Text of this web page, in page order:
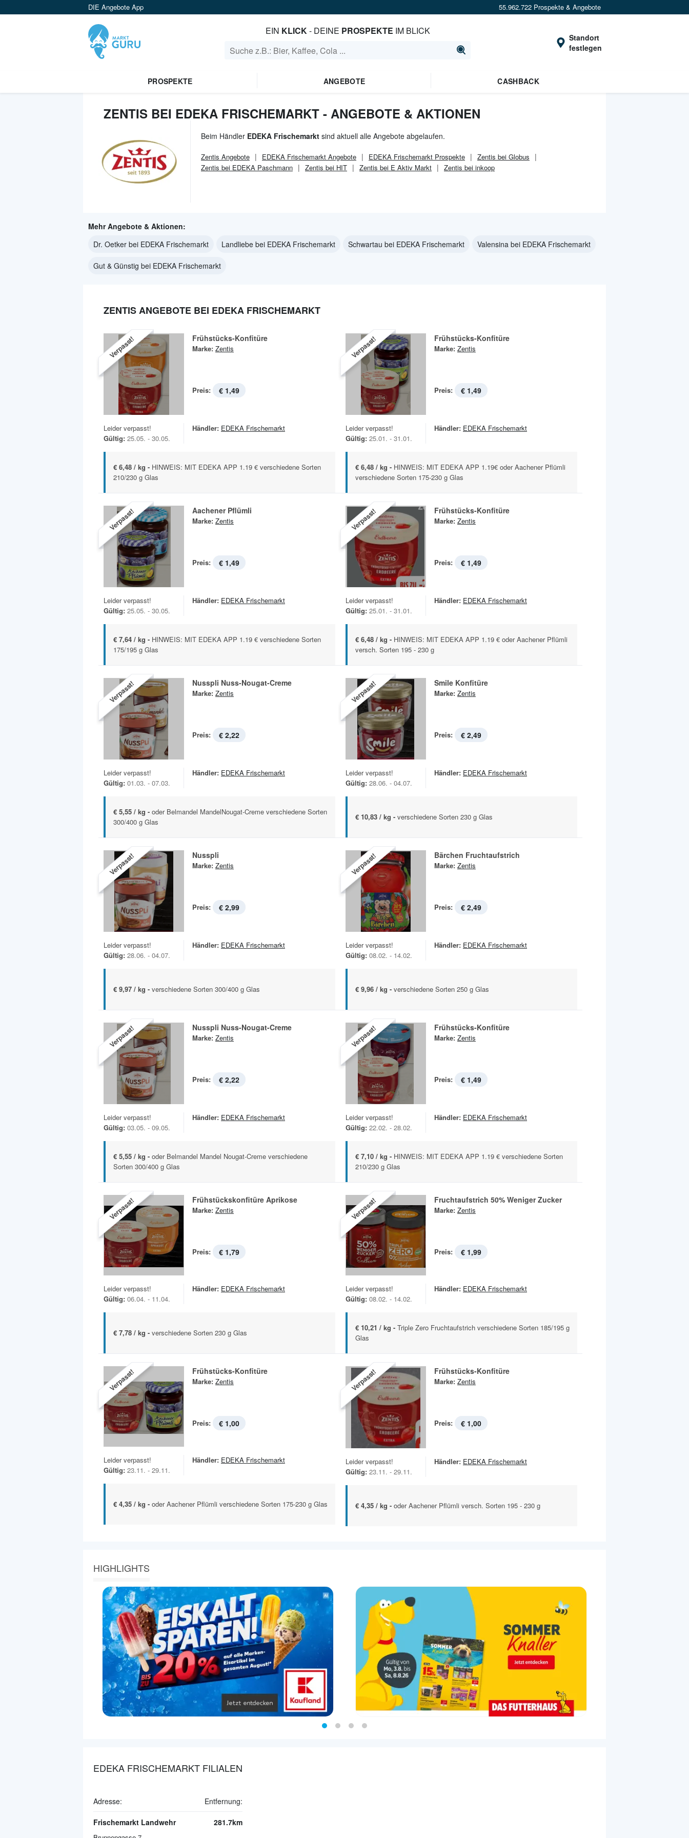
DIE Angebote App 55.962.722 Prospekte & Angebote
EIN KLICK- DEINE PROSPEKTE IM BLICK
Standort
festlegen
PROSPEKTE ANGEBOTE CASHBACK
ZENTIS BEI EDEKA FRISCHEMARKT - ANGEBOTE & AKTIONEN
Beim Händler EDEKA Frischemarkt sind aktuell alle Angebote abgelaufen.
Zentis Angebote EDEKA Frischemarkt Angebote EDEKA Frischemarkt Prospekte
Zentis bei Globus
Zentis bei EDEKA Paschmann
Zentis bei HIT Zentis bei E Aktiv Markt Zentis bei inkoop
Mehr Angebote & Aktionen:
Dr. Oetker bei EDEKA Frischemarkt
Landliebe bei EDEKA Frischemarkt Schwartau bei EDEKA Frischemarkt Valensina bei EDEKA Frischemarkt
Gut & Günstig bei EDEKA Frischemarkt
ZENTIS ANGEBOTE BEI EDEKA FRISCHEMARKT
Verpasst! Frühstücks-Konfitüre
Marke: Zentis
Preis: € 1,49
Leider verpasst!
Gültig: 25.05. - 30.05.
Händler: EDEKA Frischemarkt
€ 6,48 / kg - HINWEIS: MIT EDEKA APP 1.19 € verschiedene Sorten
210/230 g Glas
Verpasst! Frühstücks-Konfitüre
Marke: Zentis
Preis: € 1,49
Leider verpasst!
Gültig: 25.01. - 31.01.
Händler: EDEKA Frischemarkt
€ 6,48 / kg - HINWEIS: MIT EDEKA APP 1.19€ oder Aachener Pflümli
verschiedene Sorten 175-230 g Glas
Verpasst! Aachener Pflümli
Marke: Zentis
Preis: € 1,49
Leider verpasst!
Gültig: 25.05. - 30.05.
Händler: EDEKA Frischemarkt
€ 7,64 / kg - HINWEIS: MIT EDEKA APP 1.19 € verschiedene Sorten
175/195 g Glas
Verpasst! Frühstücks-Konfitüre
Marke: Zentis
Preis: € 1,49
Leider verpasst!
Gültig: 25.01. - 31.01.
Händler: EDEKA Frischemarkt
€ 6,48 / kg - HINWEIS: MIT EDEKA APP 1.19 € oder Aachener Pflümli
versch. Sorten 195 - 230 g
Verpasst! Nusspli Nuss-Nougat-Creme
Marke: Zentis
Preis: € 2,22
Leider verpasst!
Gültig: 01.03. - 07.03.
Händler: EDEKA Frischemarkt
€ 5,55 / kg - oder Belmandel MandelNougat-Creme verschiedene Sorten
300/400 g Glas
Verpasst! Smile Konfitüre
Marke: Zentis
Preis: € 2,49
Leider verpasst!
Gültig: 28.06. - 04.07.
Händler: EDEKA Frischemarkt
€ 10,83 / kg - verschiedene Sorten 230 g Glas
Verpasst! Nusspli
Marke: Zentis
Preis: € 2,99
Leider verpasst!
Gültig: 28.06. - 04.07.
Händler: EDEKA Frischemarkt
€ 9,97 / kg - verschiedene Sorten 300/400 g Glas
Verpasst! Bärchen Fruchtaufstrich
Marke: Zentis
Preis: € 2,49
Leider verpasst!
Gültig: 08.02. - 14.02.
Händler: EDEKA Frischemarkt
€ 9,96 / kg - verschiedene Sorten 250 g Glas
Verpasst! Nusspli Nuss-Nougat-Creme
Marke: Zentis
Preis: € 2,22
Leider verpasst!
Gültig: 03.05. - 09.05.
Händler: EDEKA Frischemarkt
€ 5,55 / kg - oder Belmandel Mandel Nougat-Creme verschiedene
Sorten 300/400 g Glas
Verpasst! Frühstücks-Konfitüre
Marke: Zentis
Preis: € 1,49
Leider verpasst!
Gültig: 22.02. - 28.02.
Händler: EDEKA Frischemarkt
€ 7,10 / kg - HINWEIS: MIT EDEKA APP 1.19 € verschiedene Sorten
210/230 g Glas
Verpasst! Frühstückskonfitüre Aprikose
Marke: Zentis
Preis: € 1,79
Leider verpasst!
Gültig: 06.04. - 11.04.
Händler: EDEKA Frischemarkt
€ 7,78 / kg - verschiedene Sorten 230 g Glas
Verpasst! Fruchtaufstrich 50% Weniger Zucker
Marke: Zentis
Preis: € 1,99
Leider verpasst!
Gültig: 08.02. - 14.02.
Händler: EDEKA Frischemarkt
€ 10,21 / kg - Triple Zero Fruchtaufstrich verschiedene Sorten 185/195 g
Glas
Verpasst! Frühstücks-Konfitüre
Marke: Zentis
Preis: € 1,00
Leider verpasst!
Gültig: 23.11. - 29.11.
Händler: EDEKA Frischemarkt
€ 4,35 / kg - oder Aachener Pflümli verschiedene Sorten 175-230 g Glas
Verpasst! Frühstücks-Konfitüre
Marke: Zentis
Preis: € 1,00
Leider verpasst!
Gültig: 23.11. - 29.11.
Händler: EDEKA Frischemarkt
€ 4,35 / kg - oder Aachener Pflümli versch. Sorten 195 - 230 g
HIGHLIGHTS
EDEKA FRISCHEMARKT FILIALEN
Adresse: Entfernung:
Frischemarkt Landwehr 281.7km